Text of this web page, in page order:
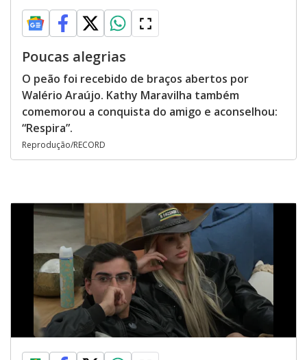
Poucas alegrias
O peão foi recebido de braços abertos por
Walério Araújo. Kathy Maravilha também
comemorou a conquista do amigo e aconselhou:
“Respira”.
Reprodução/RECORD